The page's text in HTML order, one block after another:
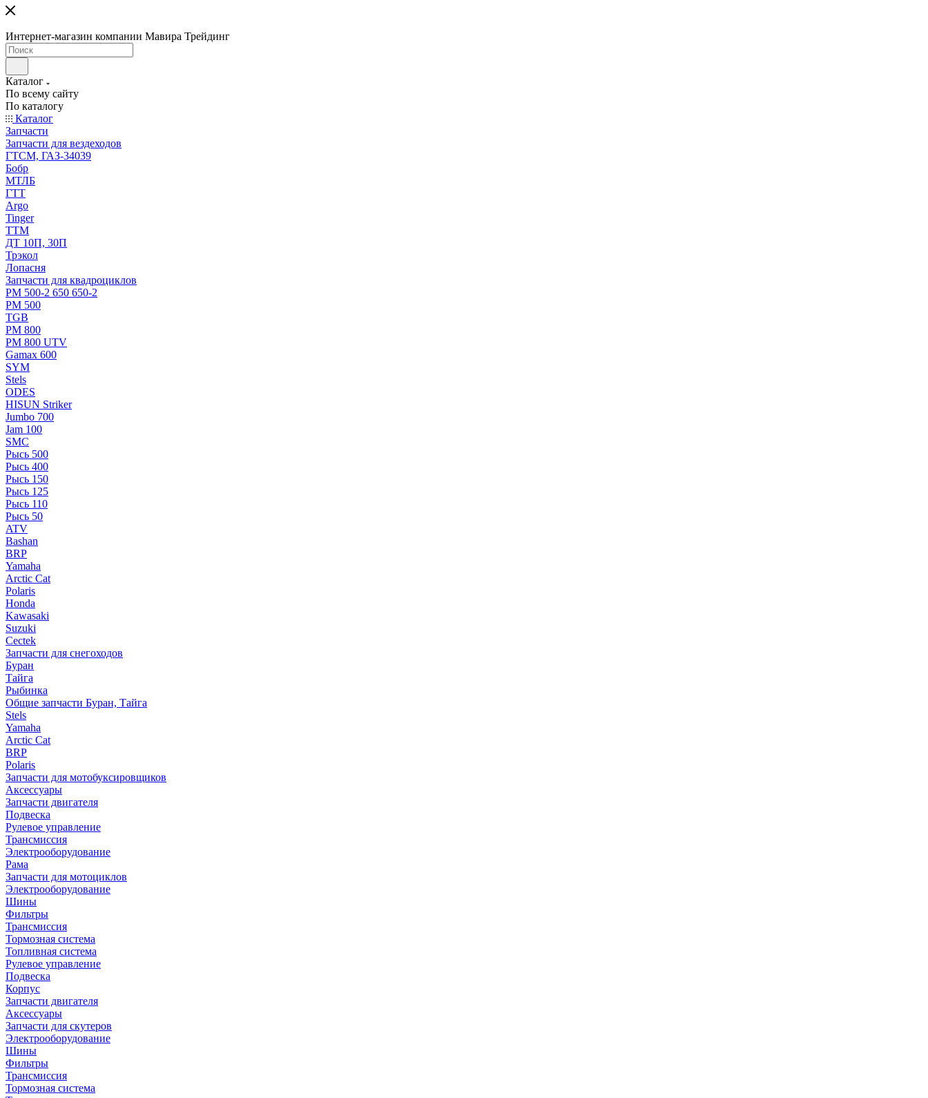
Интернет-магазин компании Мавира Трейдинг
Каталог
По всему сайту
По каталогу
Каталог
Запчасти
Запчасти для вездеходов
ГТСМ, ГАЗ-34039
Бобр
МТЛБ
ГТТ
Argo
Tinger
ТТМ
ДТ 10П, 30П
Трэкол
Лопасня
Запчасти для квадроциклов
РМ 500-2 650 650-2
РМ 500
TGB
РМ 800
РМ 800 UTV
Gamax 600
SYM
Stels
ОDЕS
HISUN Striker
Jumbo 700
Jam 100
SMC
Рысь 500
Рысь 400
Рысь 150
Рысь 125
Рысь 110
Рысь 50
ATV
Bashan
BRP
Yamaha
Arctic Cat
Polaris
Honda
Kawasaki
Suzuki
Cectek
Запчасти для снегоходов
Буран
Тайга
Рыбинка
Общие запчасти Буран, Тайга
Stels
Yamaha
Arctic Cat
BRP
Polaris
Запчасти для мотобуксировщиков
Аксессуары
Запчасти двигателя
Подвеска
Рулевое управление
Трансмиссия
Электрооборудование
Рама
Запчасти для мотоциклов
Электрооборудование
Шины
Фильтры
Трансмиссия
Тормозная система
Топливная система
Рулевое управление
Подвеска
Корпус
Запчасти двигателя
Аксессуары
Запчасти для скутеров
Электрооборудование
Шины
Фильтры
Трансмиссия
Тормозная система